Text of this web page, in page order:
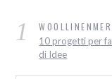
1
10 progetti per
di Idee